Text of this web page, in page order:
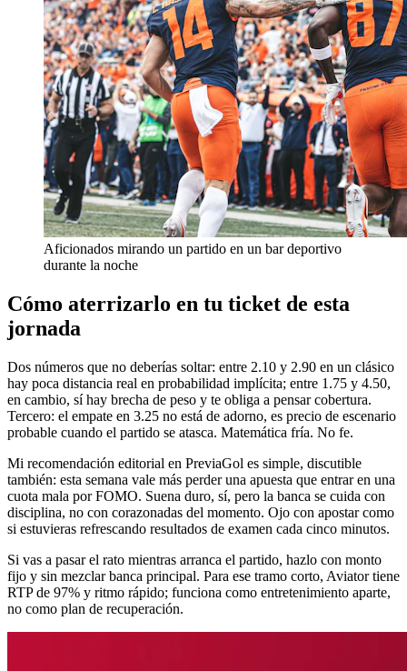
Aficionados mirando un partido en un bar deportivo
durante la noche
Cómo aterrizarlo en tu ticket de esta
jornada
Dos números que no deberías soltar: entre 2.10 y 2.90 en un clásico
hay poca distancia real en probabilidad implícita; entre 1.75 y 4.50,
en cambio, sí hay brecha de peso y te obliga a pensar cobertura.
Tercero: el empate en 3.25 no está de adorno, es precio de escenario
probable cuando el partido se atasca. Matemática fría. No fe.
Mi recomendación editorial en PreviaGol es simple, discutible
también: esta semana vale más perder una apuesta que entrar en una
cuota mala por FOMO. Suena duro, sí, pero la banca se cuida con
disciplina, no con corazonadas del momento. Ojo con apostar como
si estuvieras refrescando resultados de examen cada cinco minutos.
Si vas a pasar el rato mientras arranca el partido, hazlo con monto
fijo y sin mezclar banca principal. Para ese tramo corto, Aviator tiene
RTP de 97% y ritmo rápido; funciona como entretenimiento aparte,
no como plan de recuperación.